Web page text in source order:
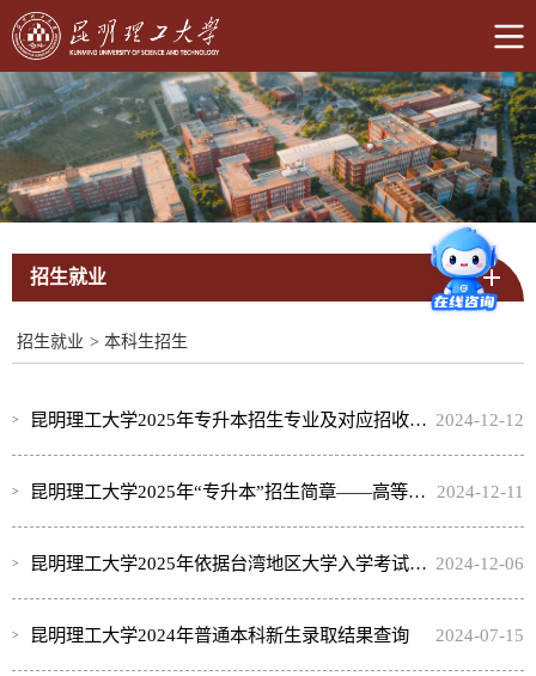
招生就业
招生就业 > 本科生招生
昆明理工大学2025年专升本招生专业及对应招收专科专业 2024-12-12
昆明理工大学2025年“专升本”招生简章——高等职业教育普通本科 2024-12-11
昆明理工大学2025年依据台湾地区大学入学考试学科能力测试成绩招收台湾高中毕业生简章 2024-12-06
昆明理工大学2024年普通本科新生录取结果查询 2024-07-15